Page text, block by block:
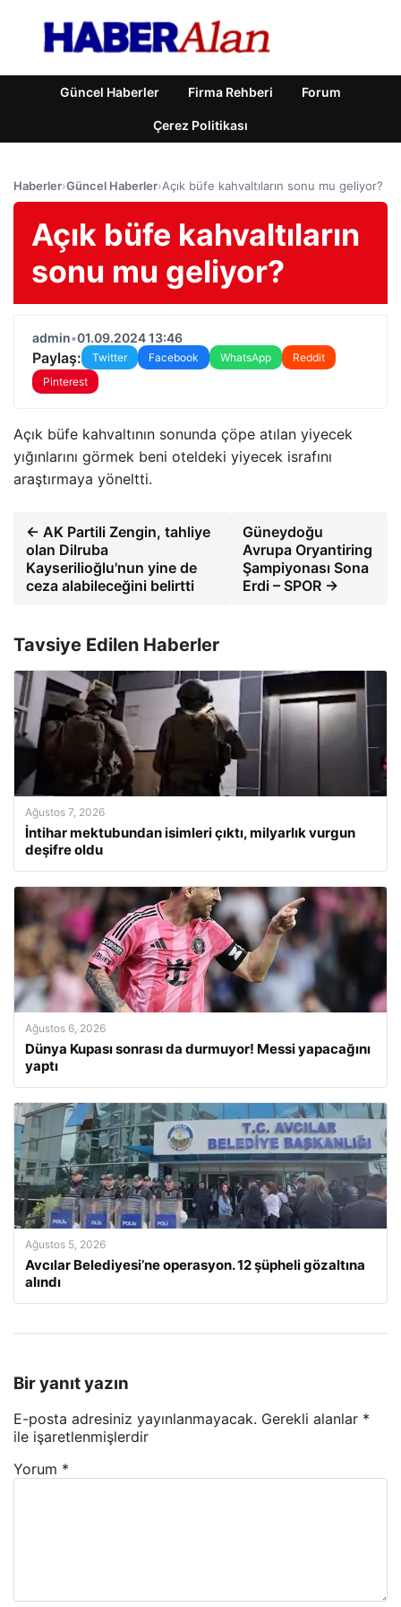
Güncel Haberler Firma Rehberi Forum
Çerez Politikası
Haberler›Güncel Haberler›Açık büfe kahvaltıların sonu mu geliyor?
Açık büfe kahvaltıların
sonu mu geliyor?
admin•01.09.2024 13:46
Paylaş: Twitter Facebook WhatsApp
Reddit
Pinterest
Açık büfe kahvaltının sonunda çöpe atılan yiyecek
yığınlarını görmek beni oteldeki yiyecek israfını
araştırmaya yöneltti.
← AK Partili Zengin, tahliye
olan Dilruba
Kayserilioğlu'nun yine de
ceza alabileceğini belirtti
Güneydoğu
Avrupa Oryantiring
Şampiyonası Sona
Erdi – SPOR →
Tavsiye Edilen Haberler
Ağustos 7, 2026
İntihar mektubundan isimleri çıktı, milyarlık vurgun
deşifre oldu
Ağustos 6, 2026
Dünya Kupası sonrası da durmuyor! Messi yapacağını
yaptı
Ağustos 5, 2026
Avcılar Belediyesi’ne operasyon. 12 şüpheli gözaltına
alındı
Bir yanıt yazın
E-posta adresiniz yayınlanmayacak. Gerekli alanlar *
ile işaretlenmişlerdir
Yorum *